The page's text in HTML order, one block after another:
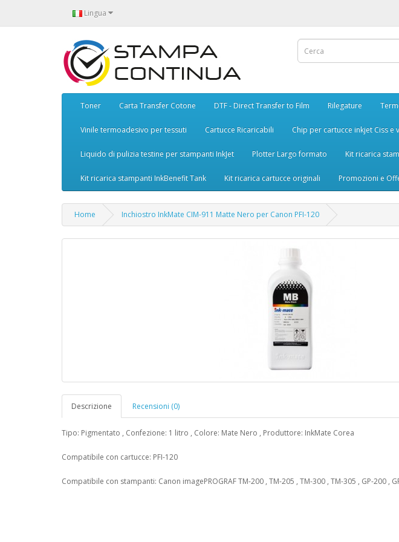
Lingua
Toner Carta Transfer Cotone DTF - Direct Transfer to Film Rilegature
Vinile termoadesivo per tessuti Cartucce Ricaricabili Chip per cartucce inkjet Ciss e
Liquido di pulizia testine per stampanti InkJet Plotter Largo formato Kit ricarica
Kit ricarica stampanti InkBenefit Tank Kit ricarica cartucce originali Promozioni e
Home Inchiostro InkMate CIM-911 Matte Nero per Canon PFI-120
Descrizione Recensioni (0)
Tipo: Pigmentato , Confezione: 1 litro , Colore: Mate Nero , Produttore: InkMate Corea
Compatibile con cartucce: PFI-120
Compatibile con stampanti: Canon imagePROGRAF TM-200 , TM-205 , TM-300 , TM-305 , GP-200 ,